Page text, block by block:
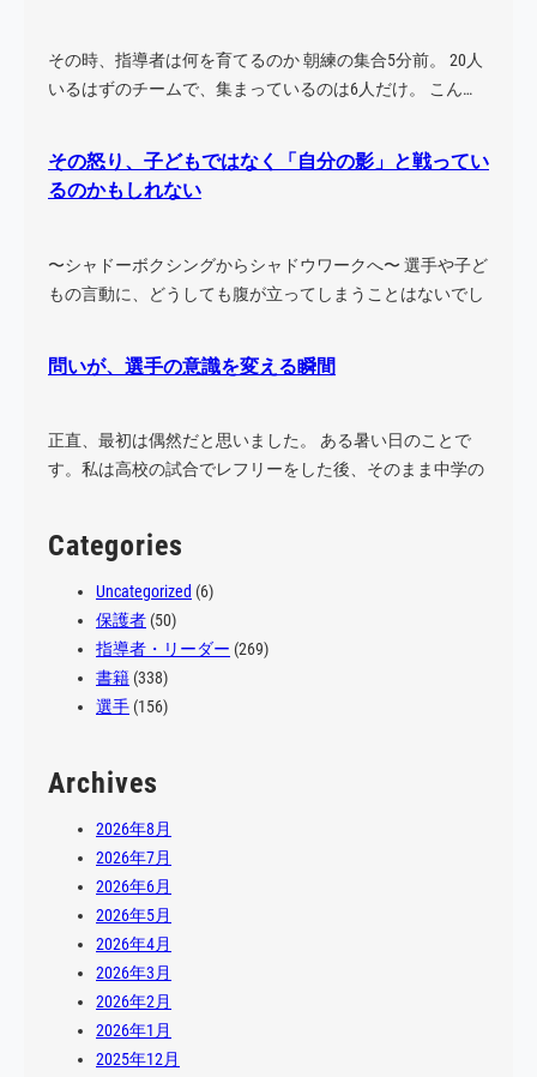
ス
U
その時、指導者は何を育てるのか 朝練の集合5分前。 20人
いるはずのチームで、集まっているのは6人だけ。 こん…
その怒り、子どもではなく「自分の影」と戦ってい
るのかもしれない
〜シャドーボクシングからシャドウワークへ〜 選手や子ど
もの言動に、どうしても腹が立ってしまうことはないでし
問いが、選手の意識を変える瞬間
正直、最初は偶然だと思いました。 ある暑い日のことで
す。私は高校の試合でレフリーをした後、そのまま中学の
Categories
Uncategorized (6)
保護者 (50)
指導者・リーダー (269)
書籍 (338)
選手 (156)
Archives
2026年8月
2026年7月
2026年6月
2026年5月
2026年4月
2026年3月
2026年2月
2026年1月
2025年12月